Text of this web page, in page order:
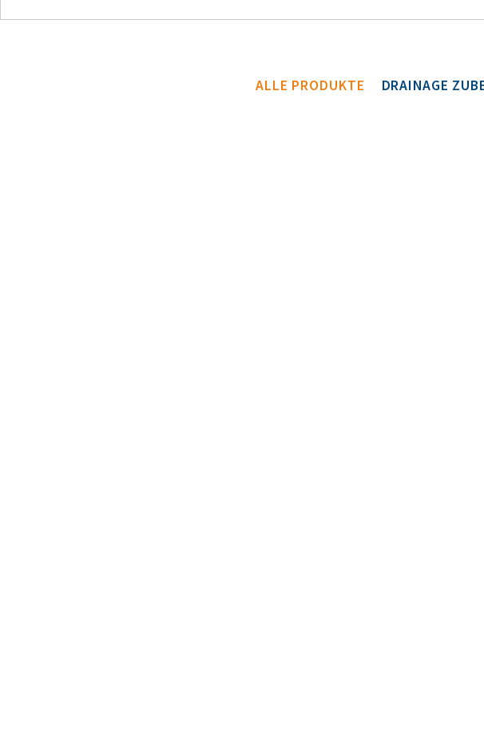
ALLE PRODUKTE DRAINAGE